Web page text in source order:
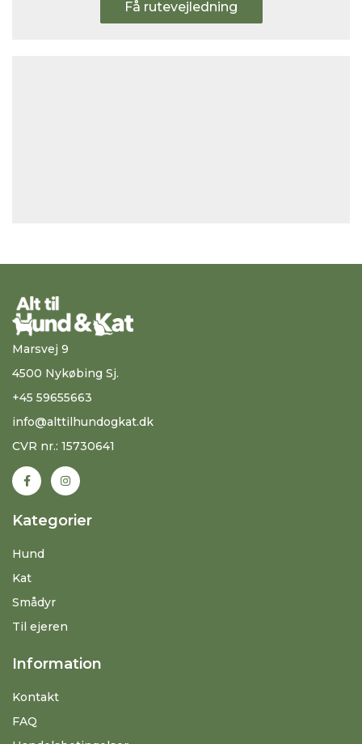
Få rutevejledning
Marsvej 9
4500 Nykøbing Sj.
+45 59655663
info@alttilhundogkat.dk
CVR nr.: 15730641
Kategorier
Hund
Kat
Smådyr
Til ejeren
Information
Kontakt
FAQ